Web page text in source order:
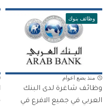
وظائف بنوك
منذ بضع اعوام
وظائف شاغرة لدى البنك
العربي في جميع الافرع في